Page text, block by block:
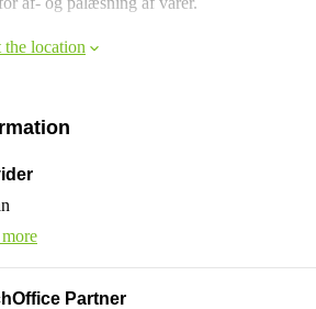
the location
Partner